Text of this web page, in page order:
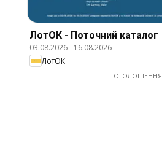
ЛотОК - Поточний каталог
03.08.2026- 16.08.2026
ЛотОК
ОГОЛОШЕННЯ